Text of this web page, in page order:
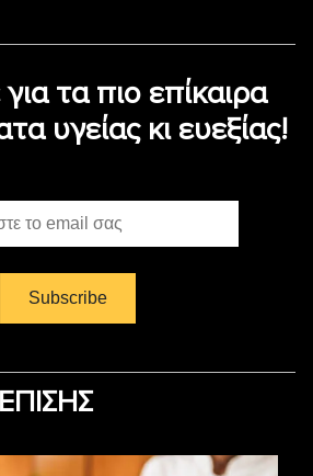
τα πιο επίκαιρα
υγείας κι ευεξίας!